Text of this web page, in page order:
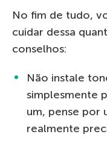
No fim de tudo,
cuidar dessa
conselhos:
Não instale
simplesmente
um, pense por
realmente